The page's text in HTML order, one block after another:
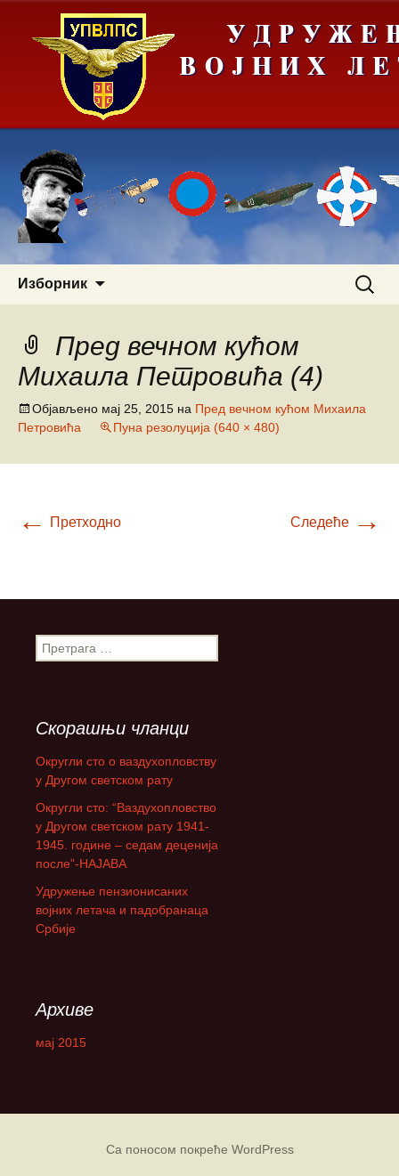
Изборник
Пред вечном кућом
Михаила Петровића (4)
Објављено мај 25, 2015 на Пред вечном кућом Михаила
Петровића
Пуна резолуција (640 × 480)
← Претходно Следеће →
П
р
а
г
а
:
Скорашњи чланци
Округли сто о ваздухопловству
у Другом светском рату
Округли сто: “Ваздухопловство
у Другом светском рату 1941-
1945. године – седам деценија
после”-НАЈАВА
Удружење пензионисаних
војних летача и падобранаца
Србије
Архиве
мај 2015
Са поносом покреће WordPress